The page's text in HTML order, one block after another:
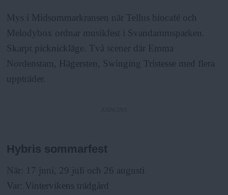
Mys i Midsommarkransen när Tellus biocafé och
Melodybox ordnar musikfest i Svandammsparken.
Skarpt picknickläge. Två scener där Emma
Nordenstam, Hägersten, Swinging Tristesse med flera
uppträder.
Hybris sommarfest
När: 17 juni, 29 juli och 26 augusti
Var: Vintervikens trädgård